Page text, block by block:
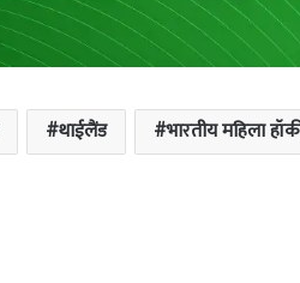
थाईलैंड भारतीय महिला